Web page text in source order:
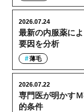
最新の内服薬に
要因を分析
2026.07.24
薄毛
専門医が明かす
的条件
2026.07.22